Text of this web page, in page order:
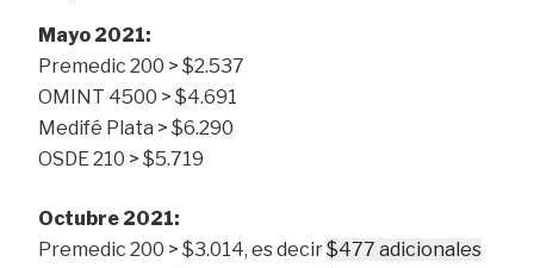
Mayo 2021:
Premedic 200 > $2.537
OMINT 4500 > $4.691
Medifé Plata > $6.290
OSDE 210 > $5.719
Octubre 2021:
Premedic 200 > $3.014, es decir$477 adicionales